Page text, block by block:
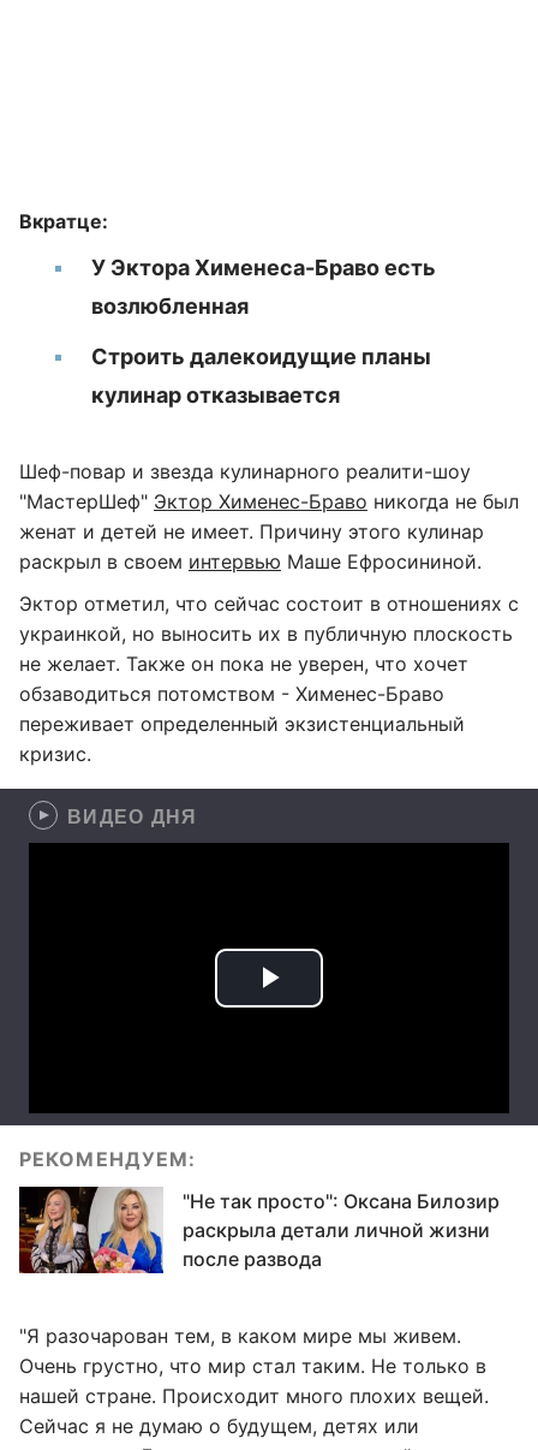
Вкратце:
У Эктора Хименеса-Браво есть
возлюбленная
Строить далекоидущие планы
кулинар отказывается
Шеф-повар и звезда кулинарного реалити-шоу
"МастерШеф" Эктор Хименес-Браво никогда не был
женат и детей не имеет. Причину этого кулинар
раскрыл в своем интервью Маше Ефросининой.
Эктор отметил, что сейчас состоит в отношениях с
украинкой, но выносить их в публичную плоскость
не желает. Также он пока не уверен, что хочет
обзаводиться потомством - Хименес-Браво
переживает определенный экзистенциальный
кризис.
ВИДЕО ДНЯ
РЕКОМЕНДУЕМ:
"Не так просто": Оксана Билозир
раскрыла детали личной жизни
после развода
"Я разочарован тем, в каком мире мы живем.
Очень грустно, что мир стал таким. Не только в
нашей стране. Происходит много плохих вещей.
Сейчас я не думаю о будущем, детях или